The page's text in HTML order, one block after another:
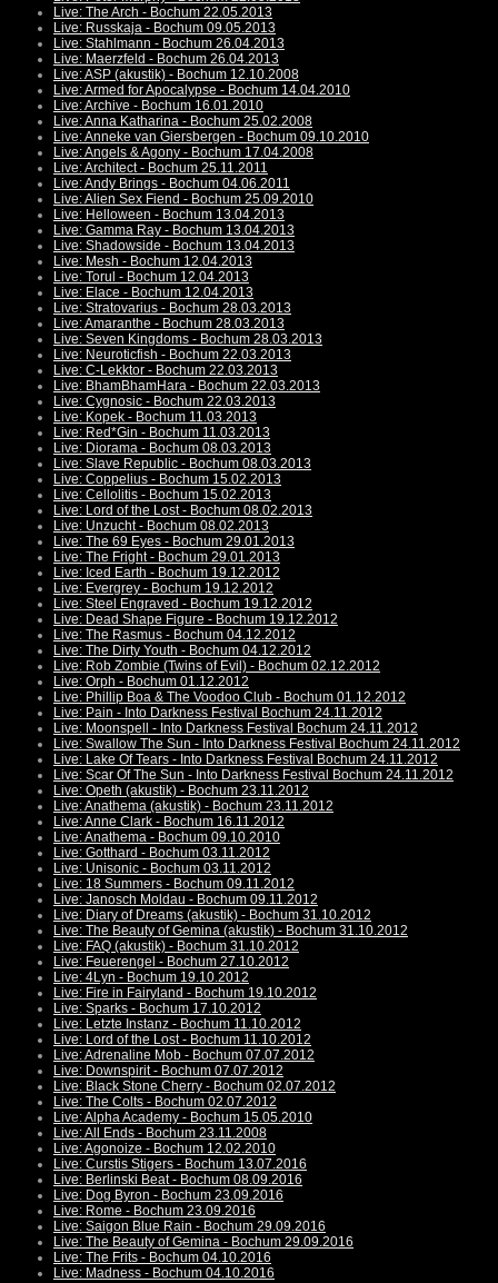
Live: The Arch - Bochum 22.05.2013
Live: Russkaja - Bochum 09.05.2013
Live: Stahlmann - Bochum 26.04.2013
Live: Maerzfeld - Bochum 26.04.2013
Live: ASP (akustik) - Bochum 12.10.2008
Live: Armed for Apocalypse - Bochum 14.04.2010
Live: Archive - Bochum 16.01.2010
Live: Anna Katharina - Bochum 25.02.2008
Live: Anneke van Giersbergen - Bochum 09.10.2010
Live: Angels & Agony - Bochum 17.04.2008
Live: Architect - Bochum 25.11.2011
Live: Andy Brings - Bochum 04.06.2011
Live: Alien Sex Fiend - Bochum 25.09.2010
Live: Helloween - Bochum 13.04.2013
Live: Gamma Ray - Bochum 13.04.2013
Live: Shadowside - Bochum 13.04.2013
Live: Mesh - Bochum 12.04.2013
Live: Torul - Bochum 12.04.2013
Live: Elace - Bochum 12.04.2013
Live: Stratovarius - Bochum 28.03.2013
Live: Amaranthe - Bochum 28.03.2013
Live: Seven Kingdoms - Bochum 28.03.2013
Live: Neuroticfish - Bochum 22.03.2013
Live: C-Lekktor - Bochum 22.03.2013
Live: BhamBhamHara - Bochum 22.03.2013
Live: Cygnosic - Bochum 22.03.2013
Live: Kopek - Bochum 11.03.2013
Live: Red*Gin - Bochum 11.03.2013
Live: Diorama - Bochum 08.03.2013
Live: Slave Republic - Bochum 08.03.2013
Live: Coppelius - Bochum 15.02.2013
Live: Cellolitis - Bochum 15.02.2013
Live: Lord of the Lost - Bochum 08.02.2013
Live: Unzucht - Bochum 08.02.2013
Live: The 69 Eyes - Bochum 29.01.2013
Live: The Fright - Bochum 29.01.2013
Live: Iced Earth - Bochum 19.12.2012
Live: Evergrey - Bochum 19.12.2012
Live: Steel Engraved - Bochum 19.12.2012
Live: Dead Shape Figure - Bochum 19.12.2012
Live: The Rasmus - Bochum 04.12.2012
Live: The Dirty Youth - Bochum 04.12.2012
Live: Rob Zombie (Twins of Evil) - Bochum 02.12.2012
Live: Orph - Bochum 01.12.2012
Live: Phillip Boa & The Voodoo Club - Bochum 01.12.2012
Live: Pain - Into Darkness Festival Bochum 24.11.2012
Live: Moonspell - Into Darkness Festival Bochum 24.11.2012
Live: Swallow The Sun - Into Darkness Festival Bochum 24.11.2012
Live: Lake Of Tears - Into Darkness Festival Bochum 24.11.2012
Live: Scar Of The Sun - Into Darkness Festival Bochum 24.11.2012
Live: Opeth (akustik) - Bochum 23.11.2012
Live: Anathema (akustik) - Bochum 23.11.2012
Live: Anne Clark - Bochum 16.11.2012
Live: Anathema - Bochum 09.10.2010
Live: Gotthard - Bochum 03.11.2012
Live: Unisonic - Bochum 03.11.2012
Live: 18 Summers - Bochum 09.11.2012
Live: Janosch Moldau - Bochum 09.11.2012
Live: Diary of Dreams (akustik) - Bochum 31.10.2012
Live: The Beauty of Gemina (akustik) - Bochum 31.10.2012
Live: FAQ (akustik) - Bochum 31.10.2012
Live: Feuerengel - Bochum 27.10.2012
Live: 4Lyn - Bochum 19.10.2012
Live: Fire in Fairyland - Bochum 19.10.2012
Live: Sparks - Bochum 17.10.2012
Live: Letzte Instanz - Bochum 11.10.2012
Live: Lord of the Lost - Bochum 11.10.2012
Live: Adrenaline Mob - Bochum 07.07.2012
Live: Downspirit - Bochum 07.07.2012
Live: Black Stone Cherry - Bochum 02.07.2012
Live: The Colts - Bochum 02.07.2012
Live: Alpha Academy - Bochum 15.05.2010
Live: All Ends - Bochum 23.11.2008
Live: Agonoize - Bochum 12.02.2010
Live: Curstis Stigers - Bochum 13.07.2016
Live: Berlinski Beat - Bochum 08.09.2016
Live: Dog Byron - Bochum 23.09.2016
Live: Rome - Bochum 23.09.2016
Live: Saigon Blue Rain - Bochum 29.09.2016
Live: The Beauty of Gemina - Bochum 29.09.2016
Live: The Frits - Bochum 04.10.2016
Live: Madness - Bochum 04.10.2016